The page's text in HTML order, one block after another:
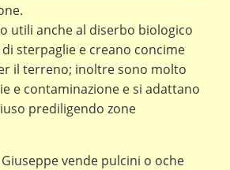
utili anche al diserbo biologico
sterpaglie e creano concime
il terreno; inoltre sono molto
e contaminazione e si adattano
prediligendo zone
vende pulcini o oche